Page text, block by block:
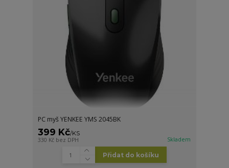
PC myš YENKEE YMS 2045BK
399 Kč/KS
330 Kč bez DPH Skladem
Přidat do košíku